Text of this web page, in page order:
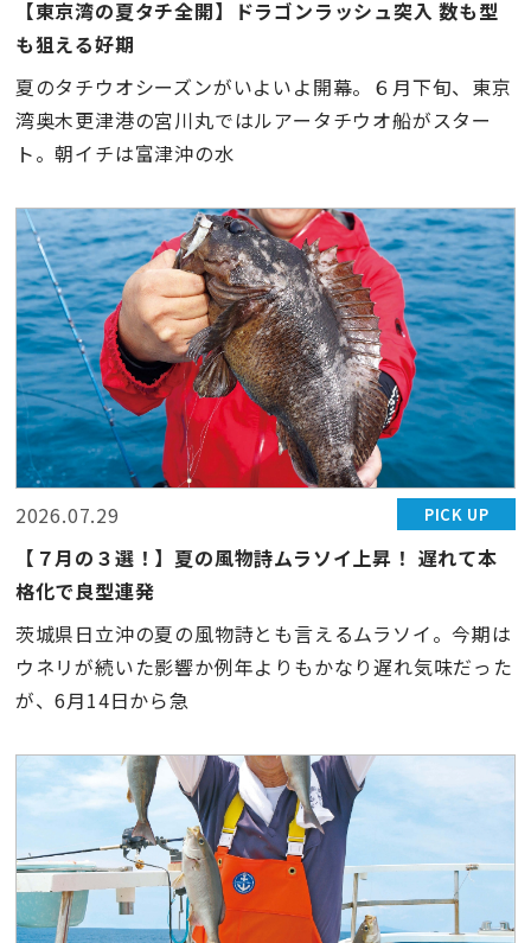
【東京湾の夏タチ全開】ドラゴンラッシュ突入 数も型
も狙える好期
夏のタチウオシーズンがいよいよ開幕。６月下旬、東京
湾奥木更津港の宮川丸ではルアータチウオ船がスター
ト。朝イチは富津沖の水
2026.07.29 PICK UP
【７月の３選！】夏の風物詩ムラソイ上昇！ 遅れて本
格化で良型連発
茨城県日立沖の夏の風物詩とも言えるムラソイ。今期は
ウネリが続いた影響か例年よりもかなり遅れ気味だった
が、6月14日から急